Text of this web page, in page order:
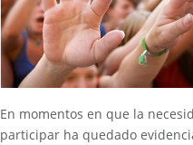
En momentos en que la
participar ha quedado